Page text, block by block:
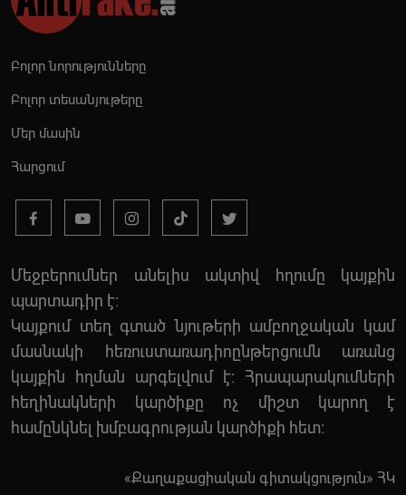
Բոլոր նորությունները
Բոլոր տեսանյութերը
Մեր մասին
Հարցում
Մեջբերումներ անելիս ակտիվ հղումը կայքին
պարտադիր է:
Կայքում տեղ գտած նյութերի ամբողջական կամ
մասնակի հեռուստառադիոընթերցումն առանց
կայքին հղման արգելվում է: Հրապարակումների
հեղինակների կարծիքը ոչ միշտ կարող է
համընկնել խմբագրության կարծիքի հետ:
«Քաղաքացիական գիտակցություն» ՀԿ